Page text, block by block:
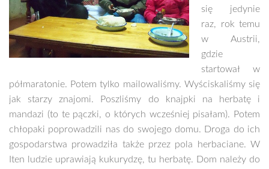
się jedynie
raz, rok temu
w Austrii,
gdzie
startował w
półmaratonie. Potem tylko mailowaliśmy. Wyściskaliśmy się
jak starzy znajomi. Poszliśmy do knajpki na herbatę i
mandazi (to te pączki, o których wcześniej pisałam). Potem
chłopaki poprowadzili nas do swojego domu. Droga do ich
gospodarstwa prowadziła także przez pola herbaciane. W
Iten ludzie uprawiają kukurydzę, tu herbatę. Dom należy do